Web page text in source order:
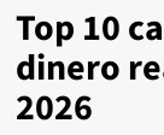
Top 10
dinero
2026